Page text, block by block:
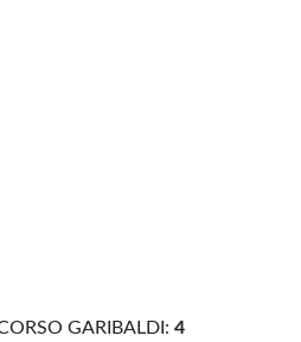
GARIBALDI: 4